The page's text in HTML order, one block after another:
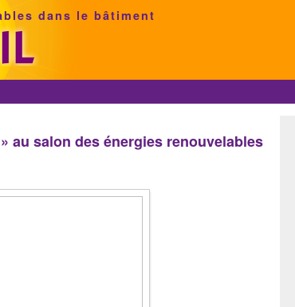
dans le bâtiment
au salon des énergies renouvelables